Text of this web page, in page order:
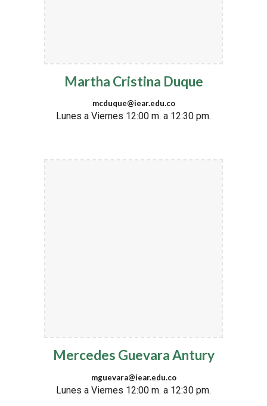
Martha Cristina Duque
mcduque@iear.edu.co
Lunes a Viernes 12:00 m. a 12:30 pm.
Mercedes Guevara Antury
mguevara@iear.edu.co
Lunes a Viernes 12:00 m. a 12:30 pm.